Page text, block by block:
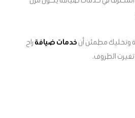
وتخليك مطمئن أن خدمات ضيافة راح
الظروف.